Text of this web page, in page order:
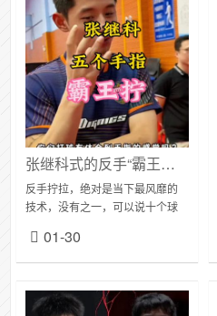
张继科式的反手“霸王拧”，业余有必要照学吗？
反手拧拉，绝对是当下最风靡的
技术，没有之一，可以说十个球
的强悍之处在于，只要是台内
球，任何旋转、任何落点，都能
01-30